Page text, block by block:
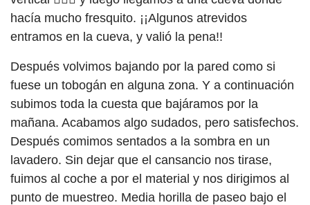
hacía mucho fresquito. ¡¡Algunos atrevidos
entramos en la cueva, y valió la pena!!
Después volvimos bajando por la pared como si
fuese un tobogán en alguna zona. Y a continuación
subimos toda la cuesta que bajáramos por la
mañana. Acabamos algo sudados, pero satisfechos.
Después comimos sentados a la sombra en un
lavadero. Sin dejar que el cansancio nos tirase,
fuimos al coche a por el material y nos dirigimos al
punto de muestreo. Media horilla de paseo bajo el